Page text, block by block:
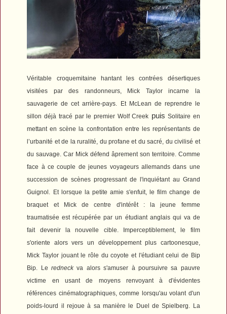
Véritable croquemitaine hantant les contrées désertiques
visitées par des randonneurs, Mick Taylor incarne la
sauvagerie de cet arrière-pays. Et McLean de reprendre le
sillon déjà tracé par le premier Wolf Creek puis Solitaire en
mettant en scène la confrontation entre les représentants de
l’urbanité et de la ruralité, du profane et du sacré, du civilisé et
du sauvage. Car Mick défend âprement son territoire. Comme
face à ce couple de jeunes voyageurs allemands dans une
succession de scènes progressant de l'inquiétant au Grand
Guignol. Et lorsque la petite amie s'enfuit, le film change de
braquet et Mick de centre d'intérêt : la jeune femme
traumatisée est récupérée par un étudiant anglais qui va de
fait devenir la nouvelle cible. Imperceptiblement, le film
s'oriente alors vers un développement plus cartoonesque,
Mick Taylor jouant le rôle du coyote et l'étudiant celui de Bip
Bip. Leredneckva alors s'amuser à poursuivre sa pauvre
victime en usant de moyens renvoyant à d'évidentes
références cinématographiques, comme lorsqu'au volant d'un
poids-lourd il rejoue à sa manière le Duel de Spielberg. La